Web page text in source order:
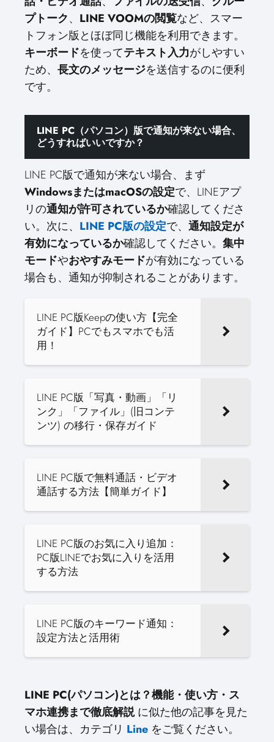
プトーク、 LINE VOOMの閲覧など、スマー
トフォン版とほぼ同じ機能を利用できます。
キーボードを使ってテキスト入力がしやすい
ため、 長文のメッセージを送信するのに便利
です。
LINE PC（パソコン）版で通知が来ない場合、
どうすればいいですか？
LINE PC版で通知が来ない場合、まず
WindowsまたはmacOSの設定で、LINEアプ
リの通知が許可されているか確認してくださ
い。次に、 LINE PC版の設定で、 通知設定が
有効になっているか確認してください。 集中
モードやおやすみモードが有効になっている
場合も、通知が抑制されることがあります。
LINE PC版Keepの使い方【完全
ガイド】PCでもスマホでも活
用！
LINE PC版「写真・動画」「リ
ンク」「ファイル」(旧コンテ
ンツ) の移行・保存ガイド
LINE PC版で無料通話・ビデオ
通話する方法【簡単ガイド】
LINE PC版のお気に入り追加：
PC版LINEでお気に入りを活用
する方法
LINE PC版のキーワード通知：
設定方法と活用術
LINE PC(パソコン)とは？機能・使い方・ス
マホ連携まで徹底解説に似た他の記事を見た
い場合は、カテゴリ Line をご覧ください。